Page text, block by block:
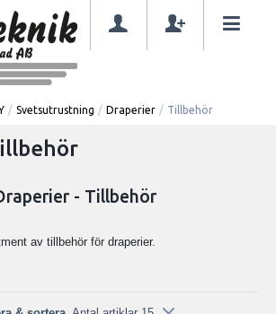
/ Svetsutrustning / Draperier / Tillbehör
- Tillbehör
av tillbehör för draperier.